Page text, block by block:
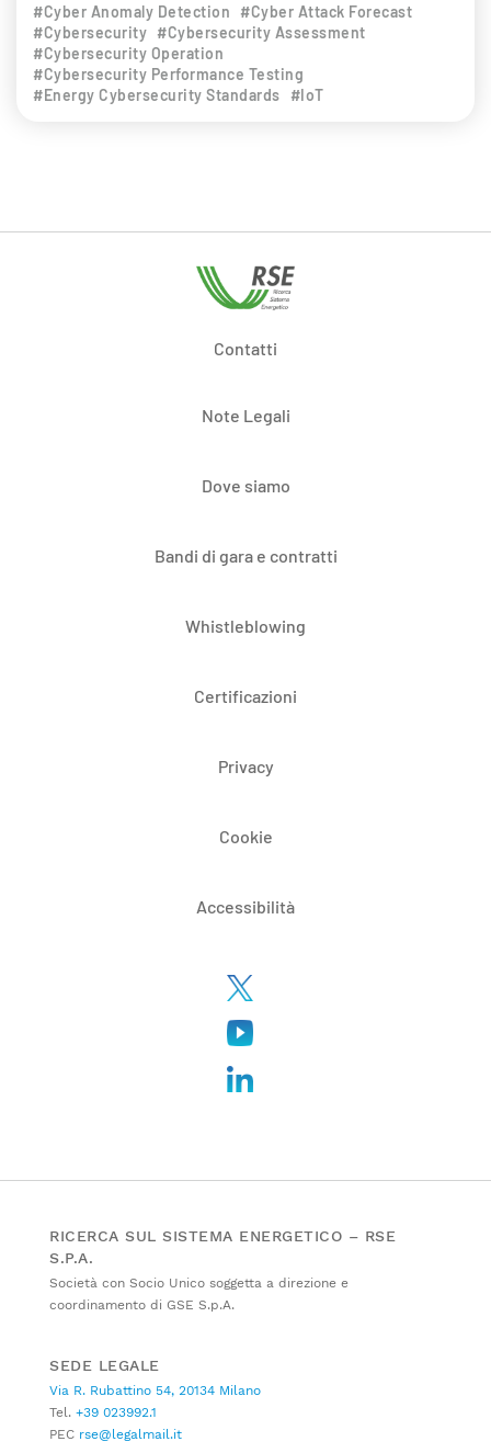
#Cyber Anomaly Detection
#Cyber Attack Forecast
#Cybersecurity #Cybersecurity Assessment
#Cybersecurity Operation
#Cybersecurity Performance Testing
#Energy Cybersecurity Standards
#IoT
Contatti
Note Legali
Dove siamo
Bandi di gara e contratti
Whistleblowing
Certificazioni
Privacy
Cookie
Accessibilità
RICERCA SUL SISTEMA ENERGETICO – RSE
S.P.A.
Società con Socio Unico soggetta a direzione e
coordinamento di GSE S.p.A.
SEDE LEGALE
Via R. Rubattino 54, 20134 Milano
Tel. +39 023992.1
PEC rse@legalmail.it